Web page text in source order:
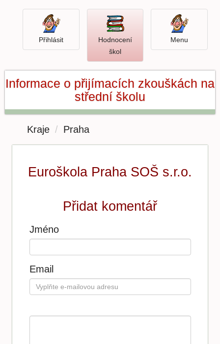
Menu
Hodnocení
školOtevři
hodnocení
PřihlásitPřihlásit
Informace o přijímacích zkouškách na
střední školu
Kraje Praha
Euroškola Praha SOŠ s.r.o.
Přidat komentář
Jméno
Email